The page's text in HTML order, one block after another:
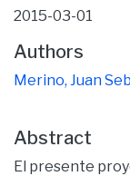
2015-03-01
Authors
Merino, Juan
Abstract
El presente